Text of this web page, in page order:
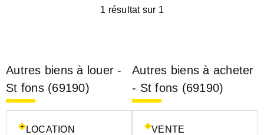
1 résultat sur 1
Autres biens à louer -
St fons (69190)
LOCATION
Autres biens à acheter
- St fons (69190)
VENTE